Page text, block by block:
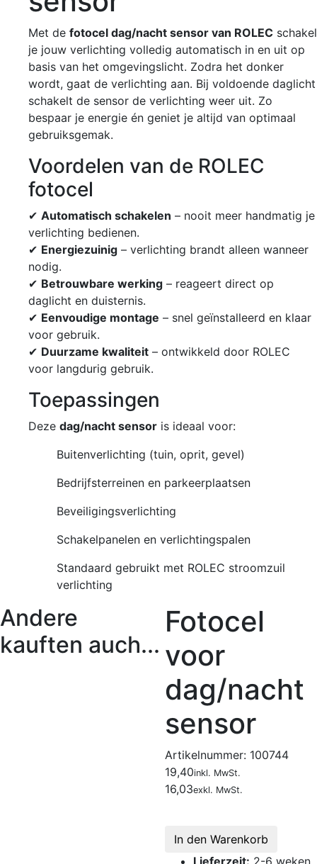
Met de fotocel dag/nacht sensor van ROLEC schakel
je jouw verlichting volledig automatisch in en uit op
basis van het omgevingslicht. Zodra het donker
wordt, gaat de verlichting aan. Bij voldoende daglicht
schakelt de sensor de verlichting weer uit. Zo
bespaar je energie én geniet je altijd van optimaal
gebruiksgemak.
Voordelen van de ROLEC
fotocel
✔ Automatisch schakelen – nooit meer handmatig je
verlichting bedienen.
✔ Energiezuinig – verlichting brandt alleen wanneer
nodig.
✔ Betrouwbare werking – reageert direct op
daglicht en duisternis.
✔ Eenvoudige montage – snel geïnstalleerd en klaar
voor gebruik.
✔ Duurzame kwaliteit – ontwikkeld door ROLEC
voor langdurig gebruik.
Toepassingen
Deze dag/nacht sensor is ideaal voor:
Buitenverlichting (tuin, oprit, gevel)
Bedrijfsterreinen en parkeerplaatsen
Beveiligingsverlichting
Schakelpanelen en verlichtingspalen
Standaard gebruikt met ROLEC stroomzuil
verlichting
Fotocel
voor
dag/nacht
sensor
Artikelnummer: 100744
19,40inkl. MwSt.
16,03exkl. MwSt.
In den Warenkorb
Lieferzeit: 2-6 weken
Andere
kauften auch...